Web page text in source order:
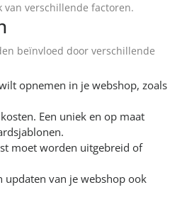
verschillende factoren.
beïnvloed door verschillende
opnemen in je webshop, zoals
Een uniek en op maat
moet worden uitgebreid of
updaten van je webshop ook